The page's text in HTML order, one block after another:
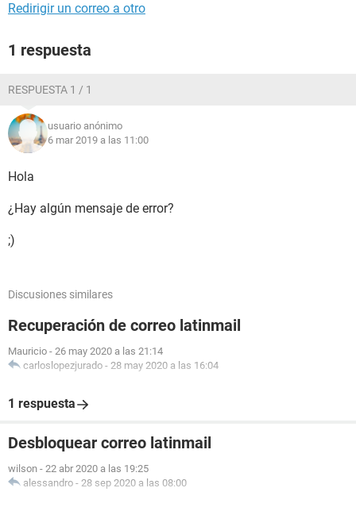
Redirigir un correo a otro
1 respuesta
RESPUESTA 1 / 1
usuario anónimo
6 mar 2019 a las 11:00
Hola
¿Hay algún mensaje de error?
;)
Discusiones similares
Recuperación de correo latinmail
Mauricio - 26 may 2020 a las 21:14
carloslopezjurado - 28 may 2020 a las 16:04
1 respuesta
Desbloquear correo latinmail
wilson - 22 abr 2020 a las 19:25
alessandro - 28 sep 2020 a las 08:00